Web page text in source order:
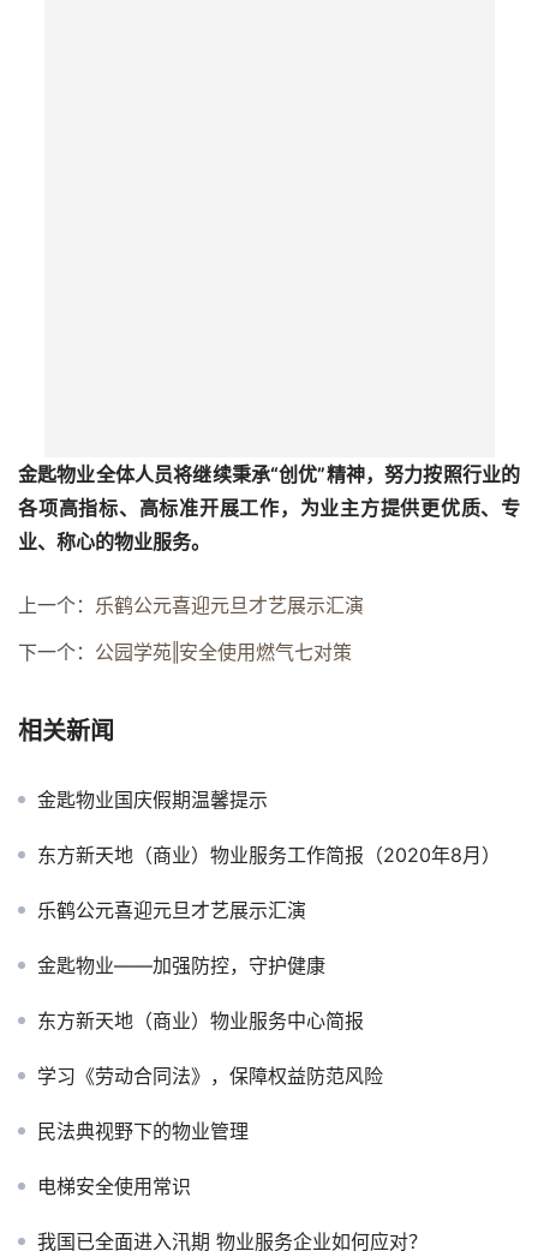
金匙物业全体人员将继续秉承“创优”精神，努力按照行业的
各项高指标、高标准开展工作，为业主方提供更优质、专
业、称心的物业服务。
上一个： 乐鹤公元喜迎元旦才艺展示汇演
下一个： 公园学苑‖安全使用燃气七对策
相关新闻
金匙物业国庆假期温馨提示
东方新天地（商业）物业服务工作简报（2020年8月）
乐鹤公元喜迎元旦才艺展示汇演
金匙物业——加强防控，守护健康
东方新天地（商业）物业服务中心简报
学习《劳动合同法》，保障权益防范风险
民法典视野下的物业管理
电梯安全使用常识
我国已全面进入汛期 物业服务企业如何应对？